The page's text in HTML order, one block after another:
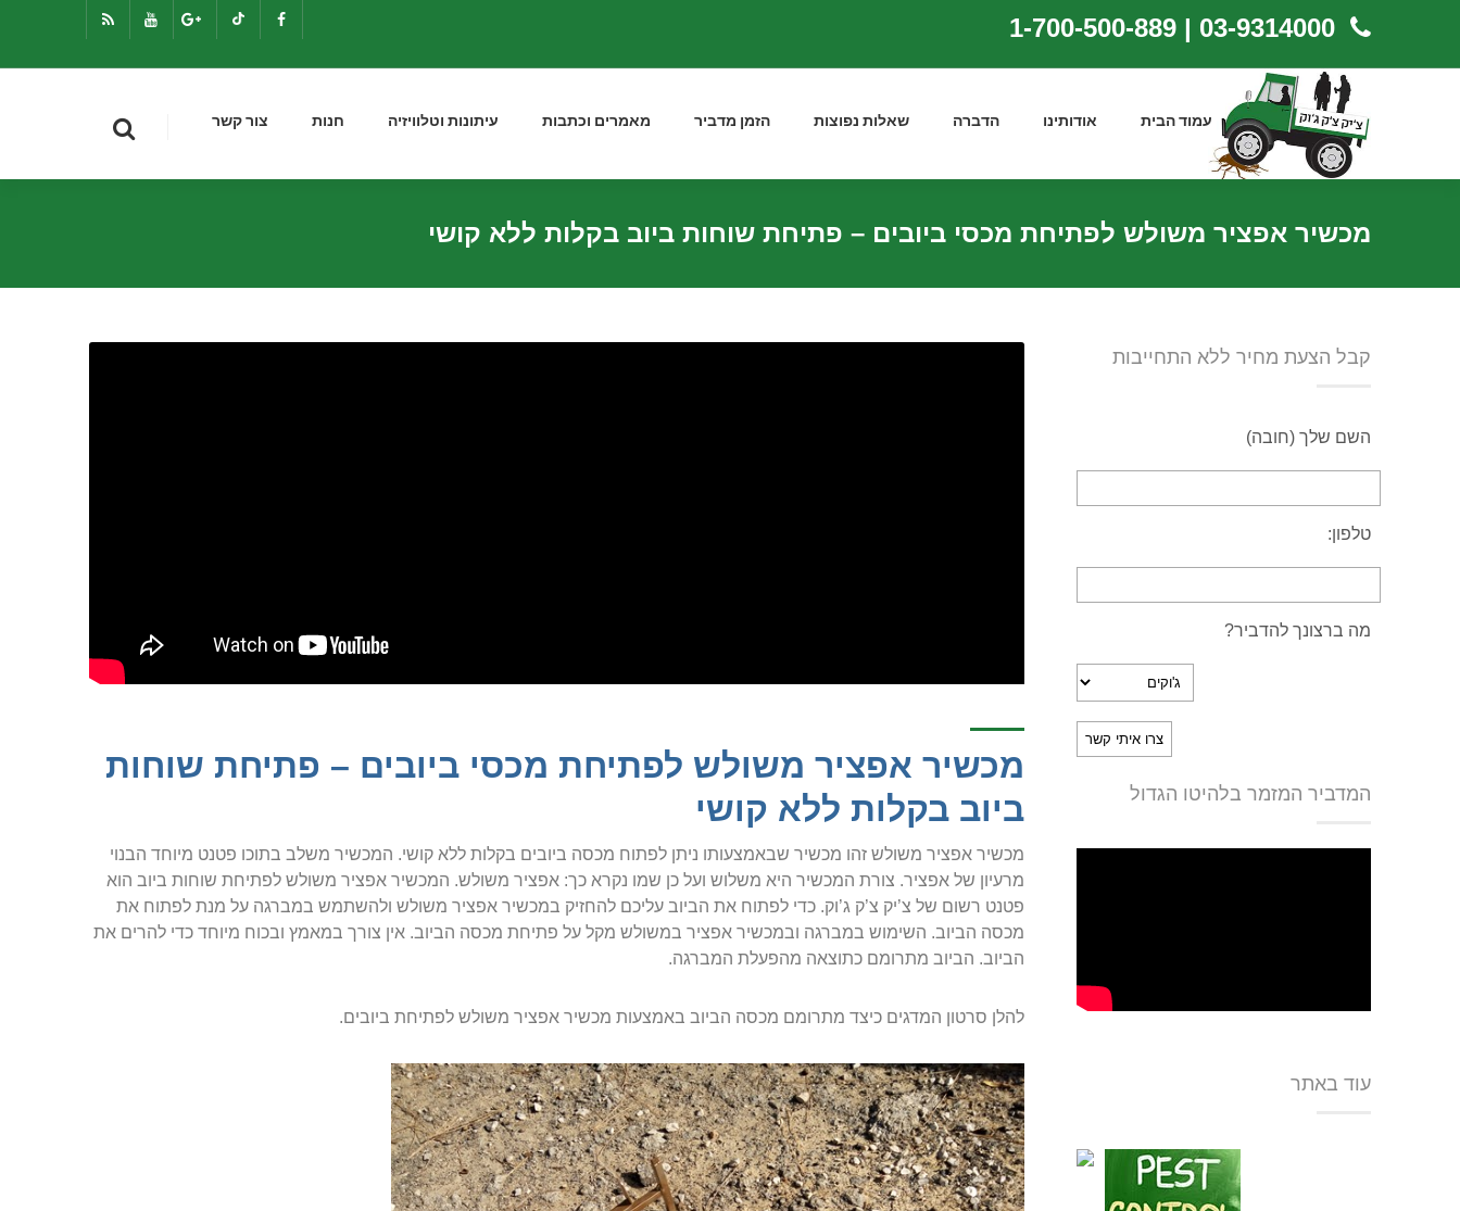
עמוד הבית אודותינו הדברה שאלות נפוצות הזמן מדביר מאמרים וכתבות עיתונות וטלוויזיה חנות צור קשר
מכשיר אפציר משולש לפתיחת מכסי ביובים – פתיחת שוחות ביוב בקלות ללא קושי
מכשיר אפציר משולש לפתיחת מכסי ביובים – פתיחת שוחות
ביוב בקלות ללא קושי
מכשיר אפציר משולש זהו מכשיר שבאמצעותו ניתן לפתוח מכסה ביובים בקלות ללא קושי. המכשיר משלב בתוכו פטנט מיוחד הבנוי
מרעיון של אפציר. צורת המכשיר היא משלוש ועל כן שמו נקרא כך: אפציר משולש. המכשיר אפציר משולש לפתיחת שוחות ביוב הוא
פטנט רשום של צ’יק צ’ק ג’וק. כדי לפתוח את הביוב עליכם להחזיק במכשיר אפציר משולש ולהשתמש במברגה על מנת לפתוח את
מכסה הביוב. השימוש במברגה ובמכשיר אפציר במשולש מקל על פתיחת מכסה הביוב. אין צורך במאמץ ובכוח מיוחד כדי להרים את
הביוב. הביוב מתרומם כתוצאה מהפעלת המברגה.
להלן סרטון המדגים כיצד מתרומם מכסה הביוב באמצעות מכשיר אפציר משולש לפתיחת ביובים.
קבל הצעת מחיר ללא התחייבות
השם שלך (חובה)
טלפון:
מה ברצונך להדביר?
המדביר המזמר בלהיטו הגדול
עוד באתר